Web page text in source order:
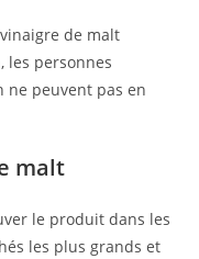
de malt
les personnes
peuvent pas en
malt
le produit dans les
les plus grands et